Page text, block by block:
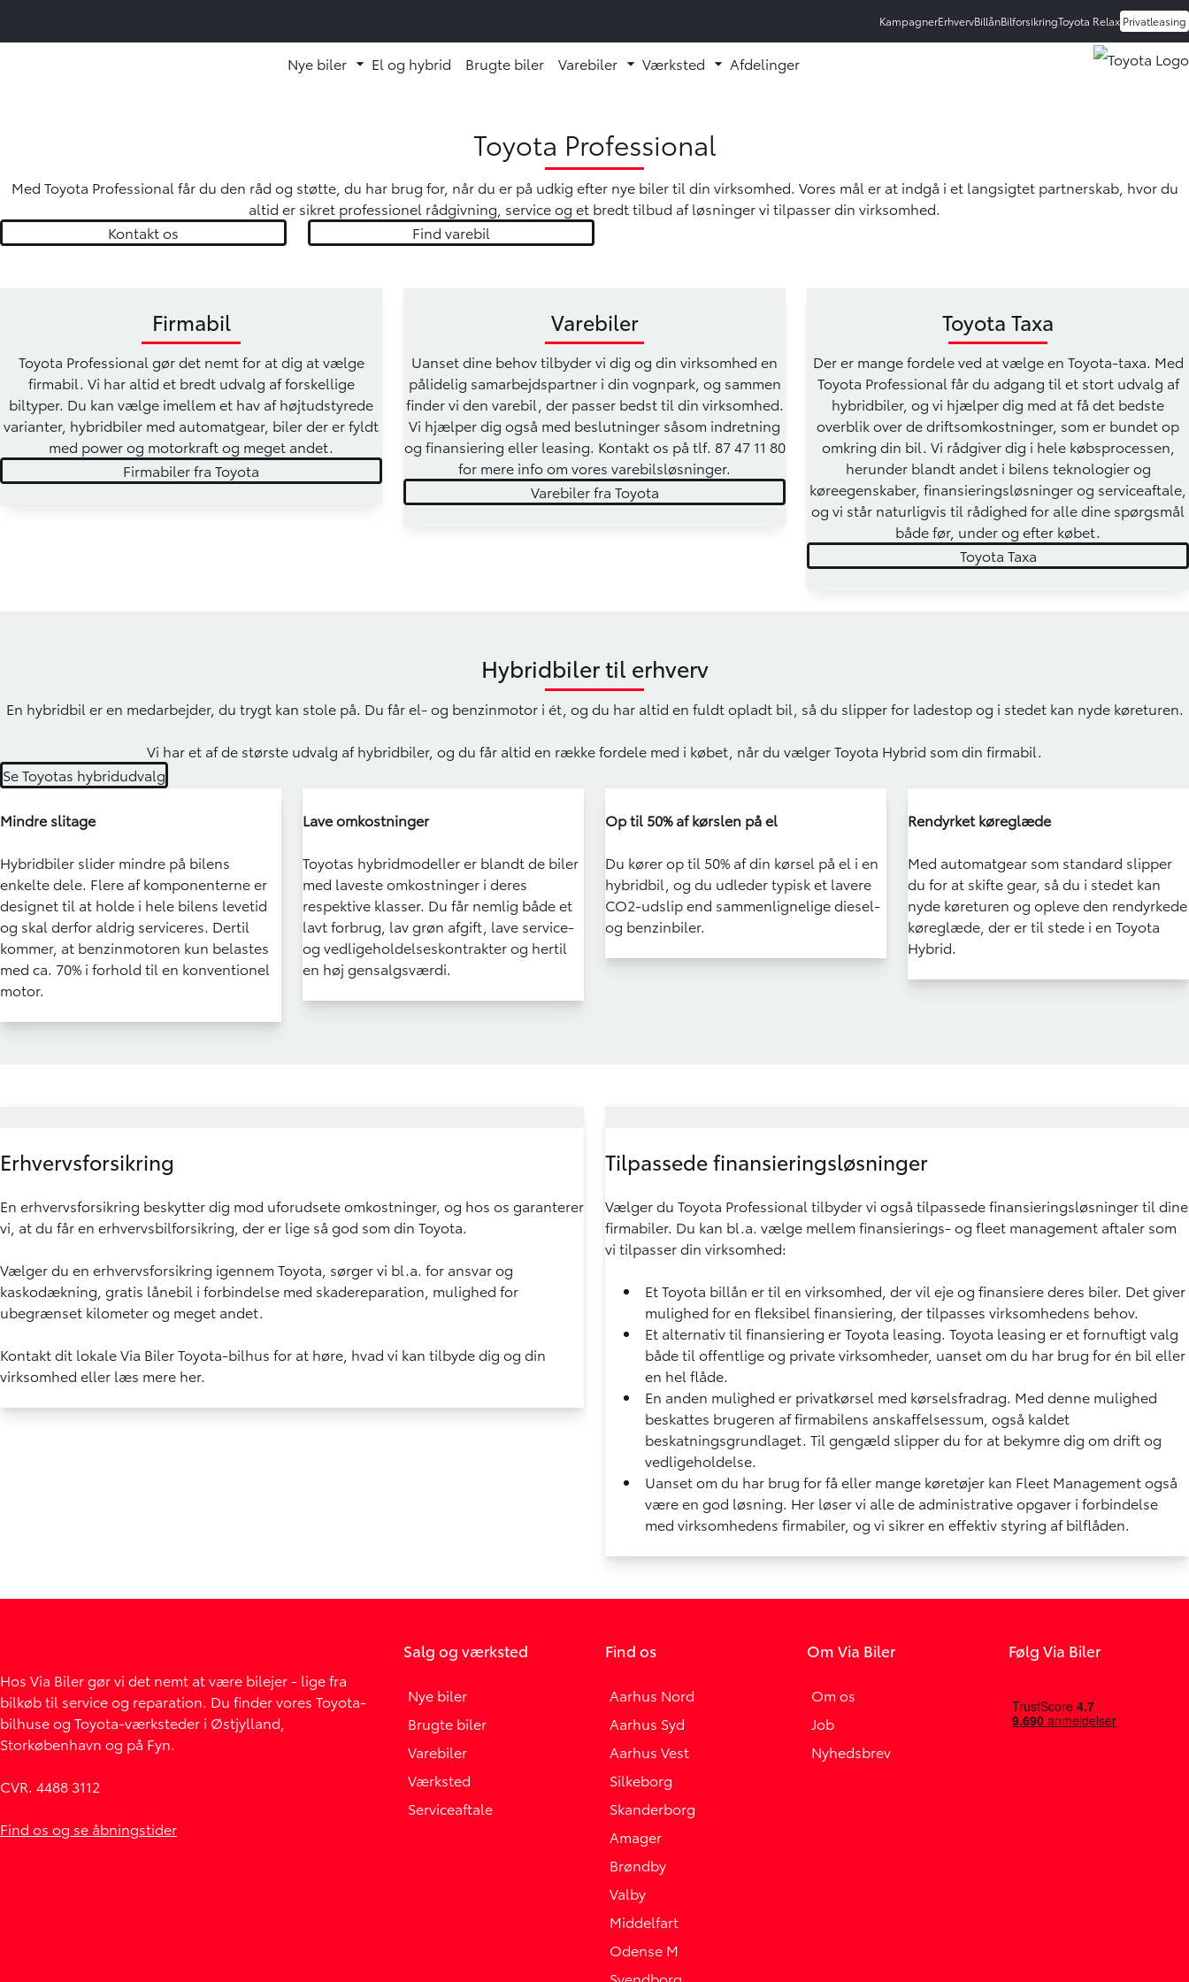
KampagnerErhvervBillånBilforsikringToyota Relax Privatleasing
Nye biler Fold undermenu ud
El og hybrid Brugte biler Varebiler Fold undermenu ud
Værksted Fold undermenu ud
Afdelinger
Toyota Professional
Med Toyota Professional får du den råd og støtte, du har brug for, når du er på udkig efter nye biler til din virksomhed. Vores mål er at indgå i et langsigtet partnerskab, hvor du
altid er sikret professionel rådgivning, service og et bredt tilbud af løsninger vi tilpasser din virksomhed.
Kontakt os
Find varebil
Firmabil
Toyota Professional gør det nemt for at dig at vælge
firmabil. Vi har altid et bredt udvalg af forskellige
biltyper. Du kan vælge imellem et hav af højtudstyrede
varianter, hybridbiler med automatgear, biler der er fyldt
med power og motorkraft og meget andet.
Firmabiler fra Toyota
Varebiler
Uanset dine behov tilbyder vi dig og din virksomhed en
pålidelig samarbejdspartner i din vognpark, og sammen
finder vi den varebil, der passer bedst til din virksomhed.
Vi hjælper dig også med beslutninger såsom indretning
og finansiering eller leasing. Kontakt os på tlf. 87 47 11 80
for mere info om vores varebilsløsninger.
Varebiler fra Toyota
Toyota Taxa
Der er mange fordele ved at vælge en Toyota-taxa. Med
Toyota Professional får du adgang til et stort udvalg af
hybridbiler, og vi hjælper dig med at få det bedste
overblik over de driftsomkostninger, som er bundet op
omkring din bil. Vi rådgiver dig i hele købsprocessen,
herunder blandt andet i bilens teknologier og
køreegenskaber, finansieringsløsninger og serviceaftale,
og vi står naturligvis til rådighed for alle dine spørgsmål
både før, under og efter købet.
Toyota Taxa
Hybridbiler til erhverv
En hybridbil er en medarbejder, du trygt kan stole på. Du får el- og benzinmotor i ét, og du har altid en fuldt opladt bil, så du slipper for ladestop og i stedet kan nyde køreturen.
Vi har et af de største udvalg af hybridbiler, og du får altid en række fordele med i købet, når du vælger Toyota Hybrid som din firmabil.
Se Toyotas hybridudvalg
Mindre slitage
Hybridbiler slider mindre på bilens
enkelte dele. Flere af komponenterne er
designet til at holde i hele bilens levetid
og skal derfor aldrig serviceres. Dertil
kommer, at benzinmotoren kun belastes
med ca. 70% i forhold til en konventionel
motor.
Lave omkostninger
Toyotas hybridmodeller er blandt de biler
med laveste omkostninger i deres
respektive klasser. Du får nemlig både et
lavt forbrug, lav grøn afgift, lave service-
og vedligeholdelseskontrakter og hertil
en høj gensalgsværdi.
Op til 50% af kørslen på el
Du kører op til 50% af din kørsel på el i en
hybridbil, og du udleder typisk et lavere
CO2-udslip end sammenlignelige diesel-
og benzinbiler.
Rendyrket køreglæde
Med automatgear som standard slipper
du for at skifte gear, så du i stedet kan
nyde køreturen og opleve den rendyrkede
køreglæde, der er til stede i en Toyota
Hybrid.
Erhvervsforsikring
En erhvervsforsikring beskytter dig mod uforudsete omkostninger, og hos os garanterer
vi, at du får en erhvervsbilforsikring, der er lige så god som din Toyota.
Vælger du en erhvervsforsikring igennem Toyota, sørger vi bl.a. for ansvar og
kaskodækning, gratis lånebil i forbindelse med skadereparation, mulighed for
ubegrænset kilometer og meget andet.
Kontakt dit lokaleVia Biler Toyota-bilhus for at høre, hvad vi kan tilbyde dig og din
virksomhed eller læs mere her.
Tilpassede finansieringsløsninger
Vælger du Toyota Professional tilbyder vi også tilpassede finansieringsløsningertil dine
firmabiler. Du kan bl.a. vælge mellem finansierings- og fleet management aftaler som
vi tilpasser din virksomhed:
Et Toyota billån er til en virksomhed, der vil eje og finansiere deres biler. Det giver
mulighed for en fleksibel finansiering, der tilpasses virksomhedens behov.
Et alternativ til finansiering er Toyota leasing. Toyota leasing er et fornuftigt valg
både til offentlige og private virksomheder, uanset om du har brug for én bil eller
en hel flåde.
En anden mulighed er privatkørsel med kørselsfradrag. Med denne mulighed
beskattes brugeren af firmabilens anskaffelsessum, også kaldet
beskatningsgrundlaget. Til gengæld slipper du for at bekymre dig om drift og
vedligeholdelse.
Uanset om du har brug for få eller mange køretøjer kan Fleet Management også
være en god løsning. Her løser vi alle de administrative opgaver i forbindelse
med virksomhedens firmabiler, og vi sikrer en effektiv styring af bilflåden.
Hos Via Biler gør vi det nemt at være bilejer - lige fra
bilkøb til service og reparation. Du finder vores Toyota-
bilhuse og Toyota-værksteder i Østjylland,
Storkøbenhavn og på Fyn.
CVR. 4488 3112
Find os og se åbningstider
Salg og værksted
Nye biler
Brugte biler
Varebiler
Værksted
Serviceaftale
Find os
Aarhus Nord
Aarhus Syd
Aarhus Vest
Silkeborg
Skanderborg
Amager
Brøndby
Valby
Middelfart
Odense M
Om Via Biler
Om os
Job
Nyhedsbrev
Følg Via Biler